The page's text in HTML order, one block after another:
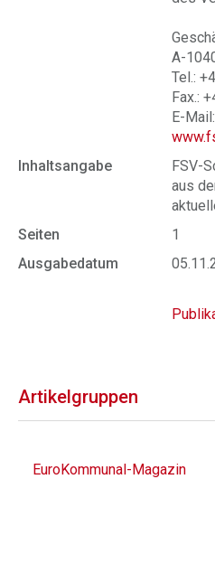
A-
Tel.:
Fax.:
E-
Inhaltsangabe
FSV-
aus
Seiten
1
Ausgabedatum
Artikelgruppen
EuroKommunal-Magazin